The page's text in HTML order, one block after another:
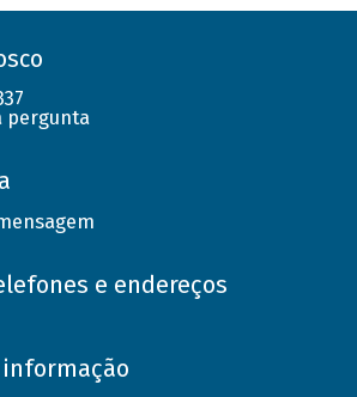
pergunta
e endereços
informação